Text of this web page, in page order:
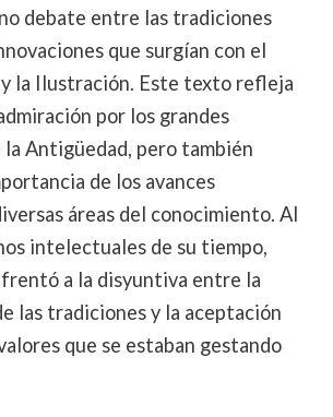
debate entre las tradiciones
que surgían con el
la Ilustración. Este texto refleja
por los grandes
la Antigüedad, pero también
de los avances
áreas del conocimiento. Al
intelectuales de su tiempo,
a la disyuntiva entre la
las tradiciones y la aceptación
que se estaban gestando